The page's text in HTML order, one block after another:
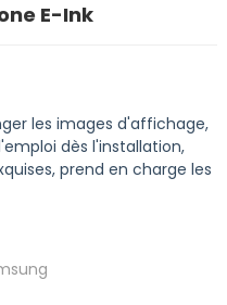
E-Ink
les images d'affichage,
dès l'installation,
prend en charge les